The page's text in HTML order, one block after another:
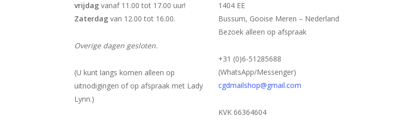
vrijdag vanaf 11.00 tot 17.00 uur!
Zaterdag van 12.00 tot 16.00.
Overige dagen gesloten.
(U kunt langs komen alleen op
uitnodigingen of op afspraak met Lady
Lynn.)
1404 EE
Bussum, Gooise Meren – Nederland
Bezoek alleen op afspraak
+31 (0)6-51285688
(WhatsApp/Messenger)
cgdmailshop@gmail.com
KVK 66364604